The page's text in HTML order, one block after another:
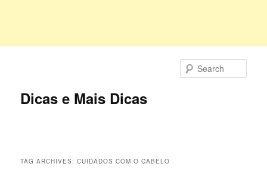
Dicas e Mais Dicas
TAG ARCHIVES:CUIDADOS COM O CABELO